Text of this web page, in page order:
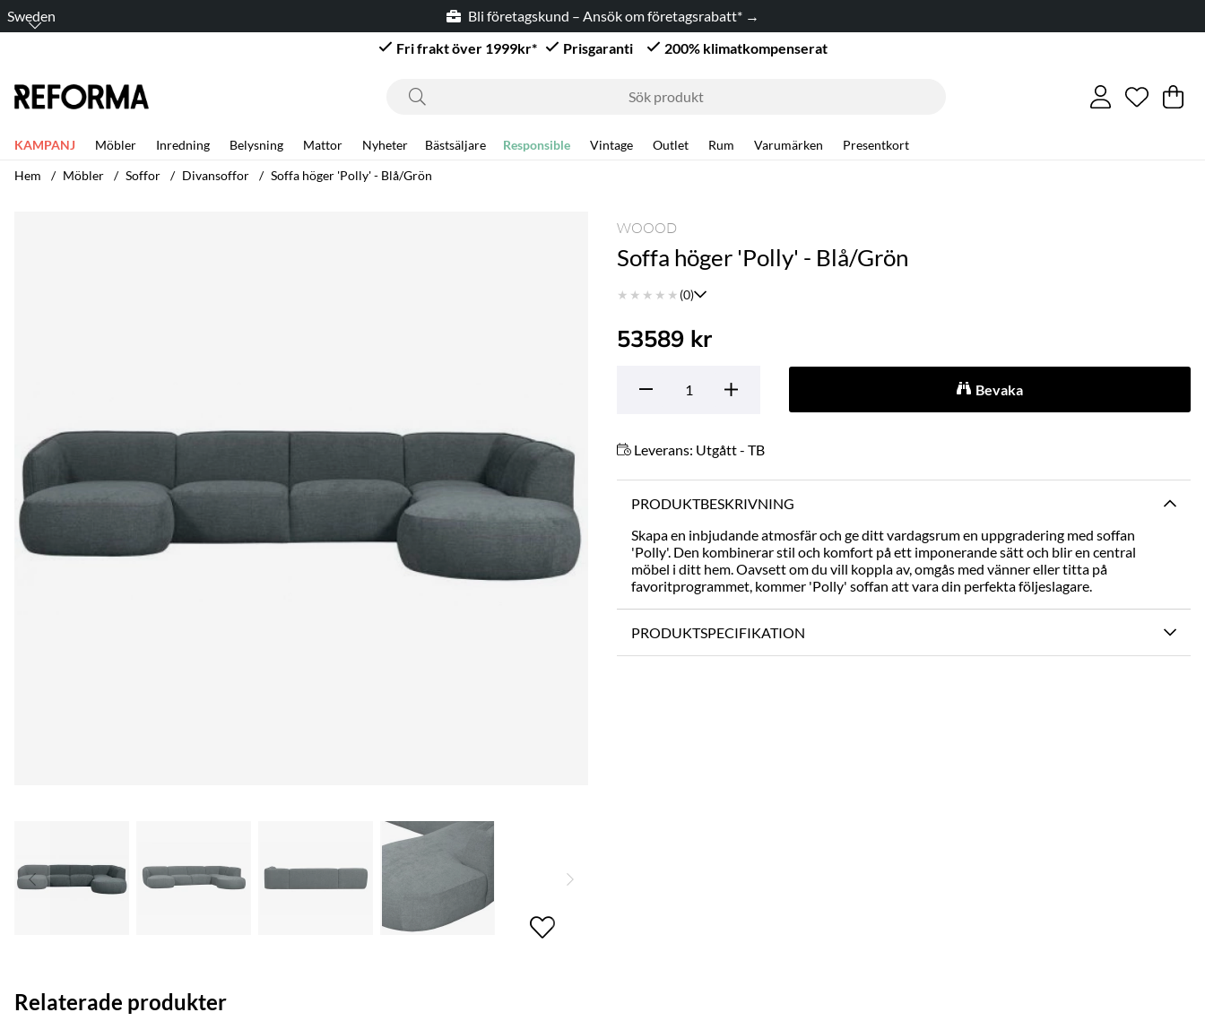
Sweden
Bli företagskund – Ansök om företagsrabatt* →
Fri frakt över 1999kr*
Prisgaranti 200% klimatkompenserat
Antal i
. .
KAMPANJ Möbler Inredning Belysning Mattor Nyheter Bästsäljare Responsible Vintage Outlet Rum Varumärken
Presentkort
Hem
Möbler Soffor Divansoffor Soffa höger 'Polly' - Blå/Grön
WOOOD
Soffa höger 'Polly' - Blå/Grön
★ ★ ★ ★ ★ (0)
53589 kr
Bevaka
Leverans: Utgått - TB
PRODUKTBESKRIVNING
Skapa en inbjudande atmosfär och ge ditt vardagsrum en uppgradering med soffan
'Polly'. Den kombinerar stil och komfort på ett imponerande sätt och blir en central
möbel i ditt hem. Oavsett om du vill koppla av, omgås med vänner eller titta på
favoritprogrammet, kommer 'Polly' soffan att vara din perfekta följeslagare.
PRODUKTSPECIFIKATION
Relaterade produkter